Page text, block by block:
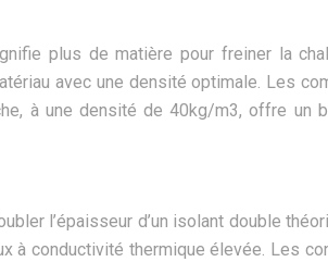
plus de matière pour freiner la
avec une densité optimale. Les
à une densité de 40kg/m3, offre un
l’épaisseur d’un isolant double
à conductivité thermique élevée. Les